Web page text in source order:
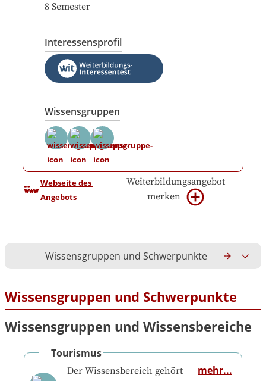
8 Semester
Interessensprofil
Wissensgruppen
Webseite des
Angebots
Weiterbildungsangebot
merken
Wissensgruppen und Schwerpunkte
Wissensgruppen und Schwerpunkte
Wissensgruppen und Wissensbereiche
Tourismus
Der Wissensbereich gehört
mehr...